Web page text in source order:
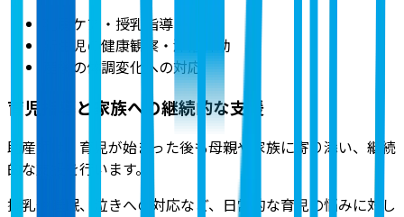
乳房ケア・授乳指導
新生児の健康観察・沐浴介助
産後の体調変化への対応
育児指導と家族への継続的な支援
助産師は、育児が始まった後も母親や家族に寄り添い、継続
的な支援を行います。
授乳や睡眠、泣きへの対応など、日常的な育児の悩みに対し